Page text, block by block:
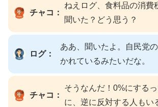
チャコ：
ねえログ、食料品の消費
聞いた？どう思う？
ログ：
ああ、聞いたよ。自民党
かれているみたいだな。
チャコ：
そうなんだ！0%にする
に、逆に反対する人もい